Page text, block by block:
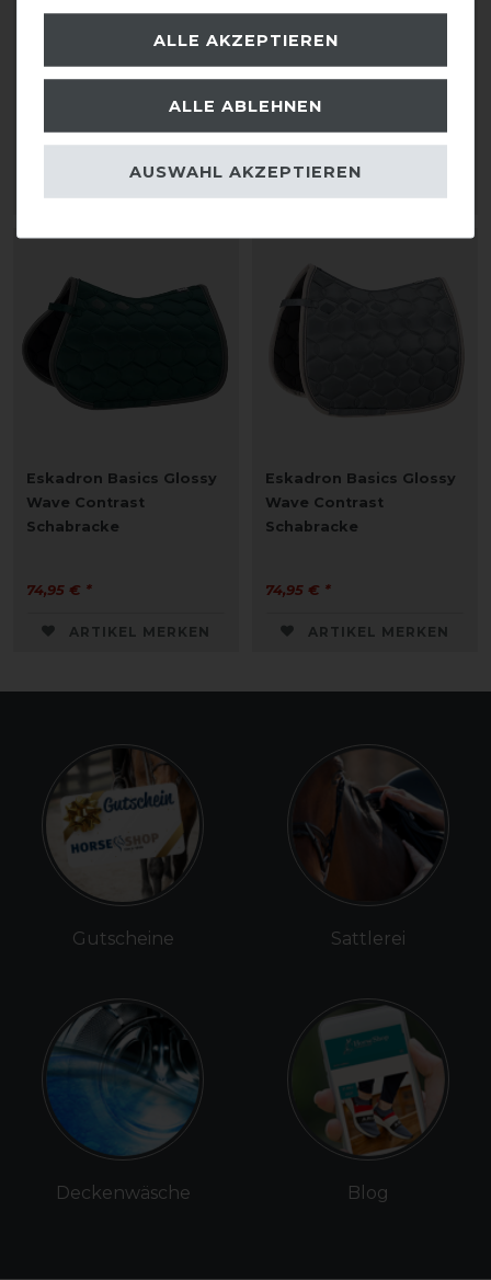
Eskadron Basics Glossy
Wave Contrast
Eskadron Basics Glossy
Wave Contrast
Eskadron Basics Glossy
Wave Contrast
Schabracke
74,95 € *
ARTIKEL MERKEN
Eskadron Basics Glossy
Wave Contrast
Schabracke
74,95 € *
ARTIKEL MERKEN
Gutscheine
Deckenwäsche
Sattlerei
Blog
ALLE AKZEPTIEREN
ALLE ABLEHNEN
AUSWAHL AKZEPTIEREN